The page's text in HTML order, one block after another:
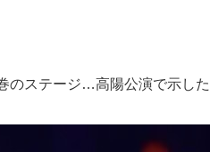
のステージ…高陽公演で示し